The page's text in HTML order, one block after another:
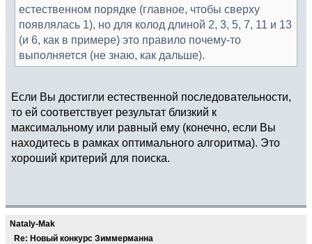
естественном порядке (главное, чтобы сверху
появлялась 1), но для колод длиной 2, 3, 5, 7, 11 и 13
(и 6, как в примере) это правило почему-то
выполняется (не знаю, как дальше).
Если Вы достигли естественной последовательности,
то ей соответствует результат близкий к
максимальному или равный ему (конечно, если Вы
находитесь в рамках оптимального алгоритма). Это
хороший критерий для поиска.
Nataly-Mak
Re: Новый конкурс Зиммерманна